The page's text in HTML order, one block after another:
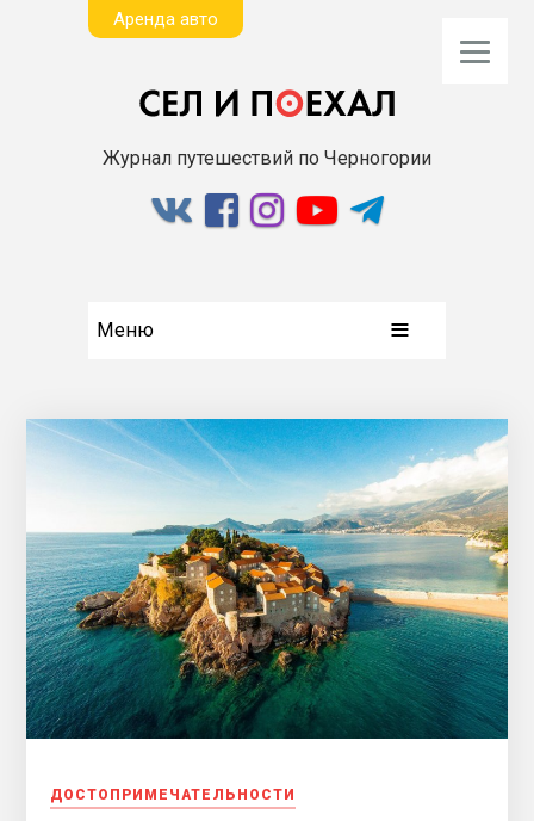
Aренда авто
Журнал путешествий по Черногории
Меню
ДОСТОПРИМЕЧАТЕЛЬНОСТИ